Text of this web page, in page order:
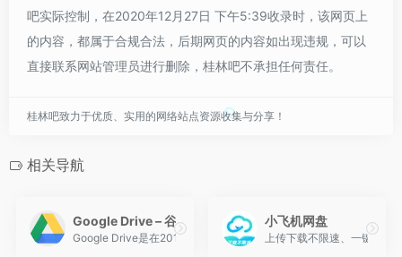
吧实际控制，在2020年12月27日 下午5:39收录时，该网页上
的内容，都属于合规合法，后期网页的内容如出现违规，可以
直接联系网站管理员进行删除，桂林吧不承担任何责任。
桂林吧致力于优质、实用的网络站点资源收集与分享！
相关导航
Google Drive – 谷歌云端硬盘
Google Drive是在2012年4月推出的云存储服务，当前提供15GB免
小飞机网盘
上传下载不限速、一键转